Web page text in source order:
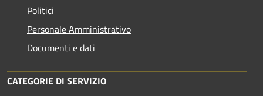
Politici
Personale Amministrativo
Documenti e dati
CATEGORIE DI SERVIZIO